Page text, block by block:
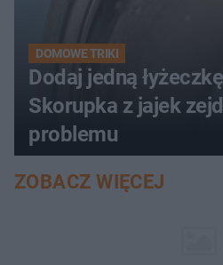
DOMOWE TRIKI
Dodaj jedną
Skorupka z jajek
problemu
ZOBACZ WIĘCEJ